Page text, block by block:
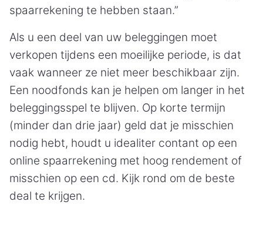
spaarrekening te hebben staan.”
Als u een deel van uw beleggingen moet
verkopen tijdens een moeilijke periode, is dat
vaak wanneer ze niet meer beschikbaar zijn.
Een noodfonds kan je helpen om langer in het
beleggingsspel te blijven. Op korte termijn
(minder dan drie jaar) geld dat je misschien
nodig hebt, houdt u idealiter contant op een
online spaarrekening met hoog rendement of
misschien op een cd. Kijk rond om de beste
deal te krijgen.